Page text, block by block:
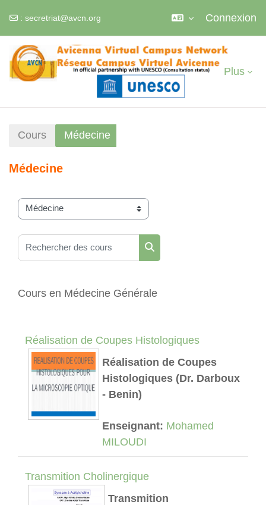
Passer au contenu principal
: secretriat@avcn.org Connexion
Plus
Cours Médecine
Médecine
Catégories de cours
Rechercher des cours
Rechercher des cours
Cours en Médecine Générale
Réalisation de Coupes Histologiques
Réalisation de Coupes
Histologiques (Dr. Darboux
- Benin)
Enseignant: Mohamed
MILOUDI
Transmition Cholinergique
Transmition